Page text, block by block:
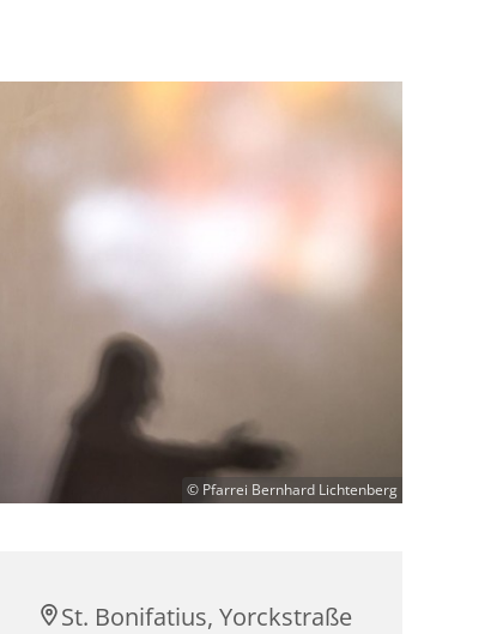
© Pfarrei Bernhard Lichtenberg
St. Bonifatius, Yorckstraße